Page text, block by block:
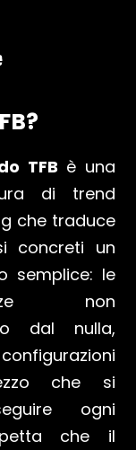
TFB è una
di trend
che traduce
concreti un
semplice: le
non
dal nulla,
che si
ogni
che il